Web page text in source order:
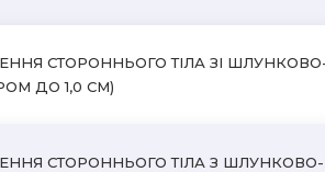
СТОРОННЬОГО ТІЛА ЗІ ШЛУНКОВО-
ДО 1,0 СМ)
СТОРОННЬОГО ТІЛА З ШЛУНКОВО-